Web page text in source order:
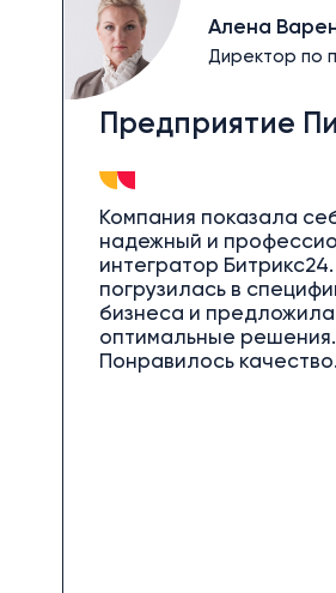
Алена
Директор по
Предприятие
Компания показала
надежный и
интегратор
погрузилась в
бизнеса и предложила
оптимальные решения.
Понравилось качество